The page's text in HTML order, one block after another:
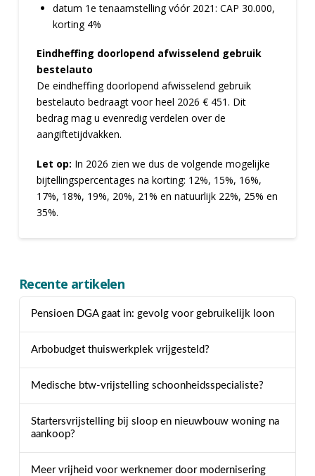
datum 1e tenaamstelling vóór 2021: CAP 30.000,
korting 4%
Eindheffing doorlopend afwisselend gebruik
bestelauto
De eindheffing doorlopend afwisselend gebruik
bestelauto bedraagt voor heel 2026 € 451. Dit
bedrag mag u evenredig verdelen over de
aangiftetijdvakken.
Let op: In 2026 zien we dus de volgende mogelijke
bijtellingspercentages na korting: 12%, 15%, 16%,
17%, 18%, 19%, 20%, 21% en natuurlijk 22%, 25% en
35%.
Recente artikelen
Pensioen DGA gaat in: gevolg voor gebruikelijk loon
Arbobudget thuiswerkplek vrijgesteld?
Medische btw-vrijstelling schoonheidsspecialiste?
Startersvrijstelling bij sloop en nieuwbouw woning na
aankoop?
Meer vrijheid voor werknemer door modernisering